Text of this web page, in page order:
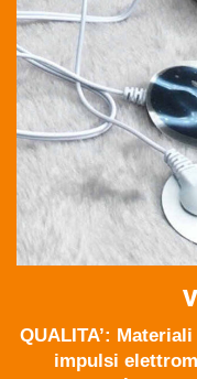
QUALITA’:
impulsi